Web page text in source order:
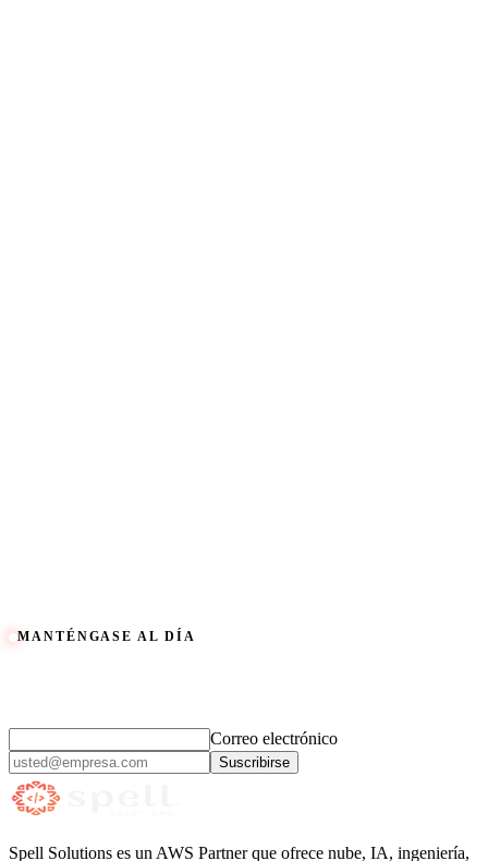
Solicite una Demo Ver Trabajos
MANTÉNGASE AL DÍA
Correo electrónico
Suscribirse
Spell Solutions es un AWS Partner que ofrece nube, IA, ingeniería,